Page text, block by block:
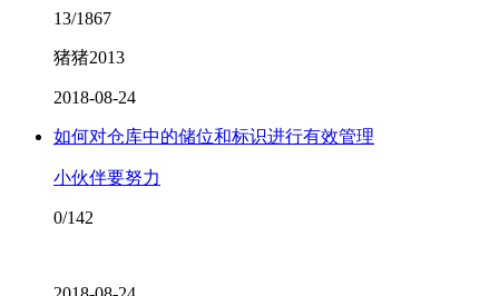
13/1867
猪猪2013
2018-08-24
如何对仓库中的储位和标识进行有效管理
小伙伴要努力
0/142